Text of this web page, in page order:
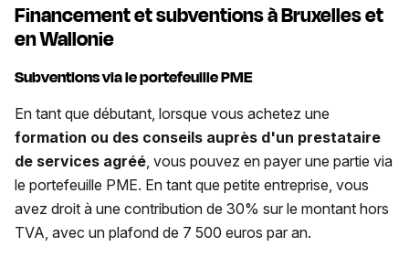
Financement et subventions à Bruxelles et
en Wallonie
Subventions via le portefeuille PME
En tant que débutant, lorsque vous achetez une
formation ou des conseils auprès d'un prestataire
de services agréé, vous pouvez en payer une partie via
le portefeuille PME. En tant que petite entreprise, vous
avez droit à une contribution de 30% sur le montant hors
TVA, avec un plafond de 7 500 euros par an.